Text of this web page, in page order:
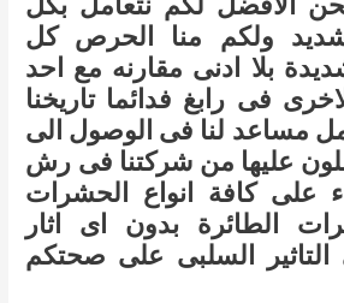
ولكم منا الحرص كل
بلا ادنى مقارنه مع احد
فى رابغ فدائما تاريخنا
مساعد لنا فى الوصول الى
عليها من شركتنا فى رش
على كافة انواع الحشرات
الطائرة بدون اى اثار
التاثير السلبى على صحتكم